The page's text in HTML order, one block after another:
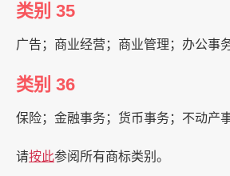
类别 35
广告；商业经营；商业管理；办公事务
类别 36
保险；金融事务；货币事务；不动产事
请按此参阅所有商标类别。